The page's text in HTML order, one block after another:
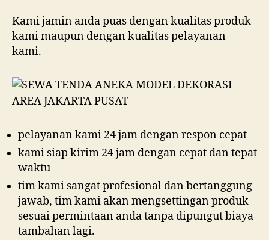
Kami jamin anda puas dengan kualitas produk
kami maupun dengan kualitas pelayanan
kami.
pelayanan kami 24 jam dengan respon cepat
kami siap kirim 24 jam dengan cepat dan tepat
waktu
tim kami sangat profesional dan bertanggung
jawab, tim kami akan mengsettingan produk
sesuai permintaan anda tanpa dipungut biaya
tambahan lagi.